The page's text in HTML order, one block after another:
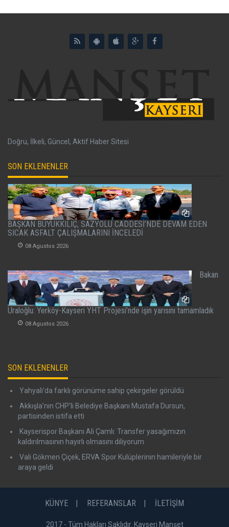
Doğru, İlkeli, Güncel, Aktif Haber Sitesi
SON EKLENENLER
BAŞKAN BÜYÜKKILIÇ, SAZYOLU CADDESİ’NDE DEVAM EDEN
SICAK ASFALT ÇALIŞMALARINI İNCELEDİ
08 Agustos 2026
Bakan
Uraloğlu: Yerköy-Kayseri YHT Projesi’nde işin yarısını tamamladık
08 Agustos 2026
SON EKLENENLER
Yahyalı’da farklı görünüme sahip çekirgeler görüldü
Akkışla’nın CHP’li Belediye Başkanı Mustafa Dursun,
partisinden istifa etti
Kayserispor Başkanı Ali Çamlı: Transfer yasağımızın
kaldırılmasının hayırlı olmasını diliyorum
Vali Gökmen Çiçek, ERVA Spor Kulüplerinin hamileriyle bir
araya geldi
KÜNYE REFERANSLAR İLETİŞİM
2017 - Tüm Hakları Saklıdır. Kayseri Manşet